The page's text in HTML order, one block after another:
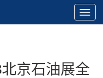
Toggle
北京石油展全